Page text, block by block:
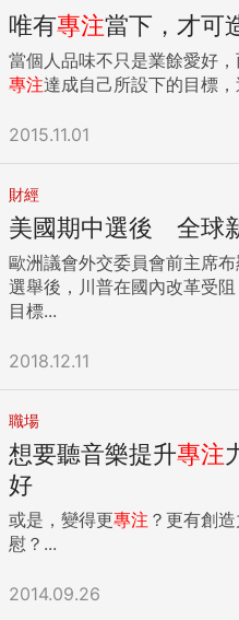
唯有專注當下，才可
當個人品味不只是業餘愛好
專注達成自己所設下的目標
2015.11.01
財經
美國期中選後 全球
歐洲議會外交委員會前主席
選舉後，川普在國內改革受
目標...
2018.12.11
職場
想要聽音樂提升專注
好
或是，變得更專注 ？更有創
慰？...
2014.09.26